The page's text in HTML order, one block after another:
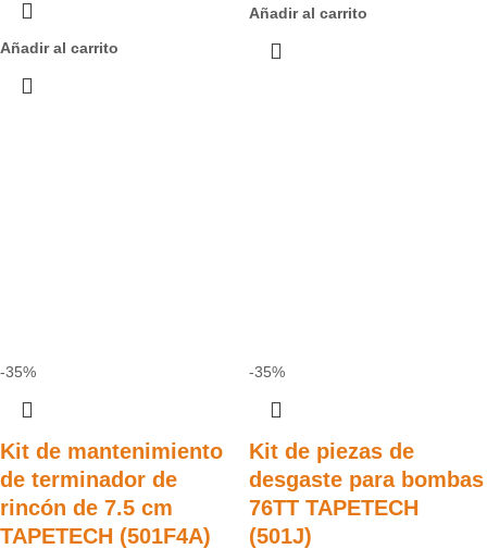
Añadir al carrito
Añadir al carrito
-35%
Kit de mantenimiento
de terminador de
rincón de 7.5 cm
TAPETECH (501F4A)
-35%
Kit de piezas de
desgaste para bombas
76TT TAPETECH
(501J)